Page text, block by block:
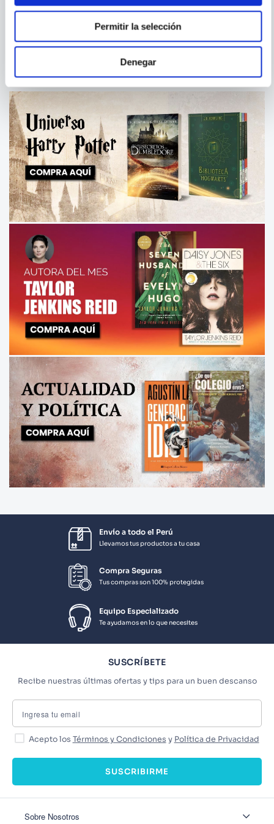
Permitir la selección
Denegar
THE BUCKET LIST: BEER
EL MUNDO DE LA CERVEZA
Envío a todo el Perú
Llevamos tus productos a tu casa
Compra Seguras
Tus compras son 100% protegidas
Equipo Especializado
Te ayudamos en lo que necesites
SUSCRÍBETE
Recibe nuestras últimas ofertas y tips para un buen descanso
Acepto los Términos y Condiciones y Política de Privacidad
SUSCRIBIRME
Sobre Nosotros